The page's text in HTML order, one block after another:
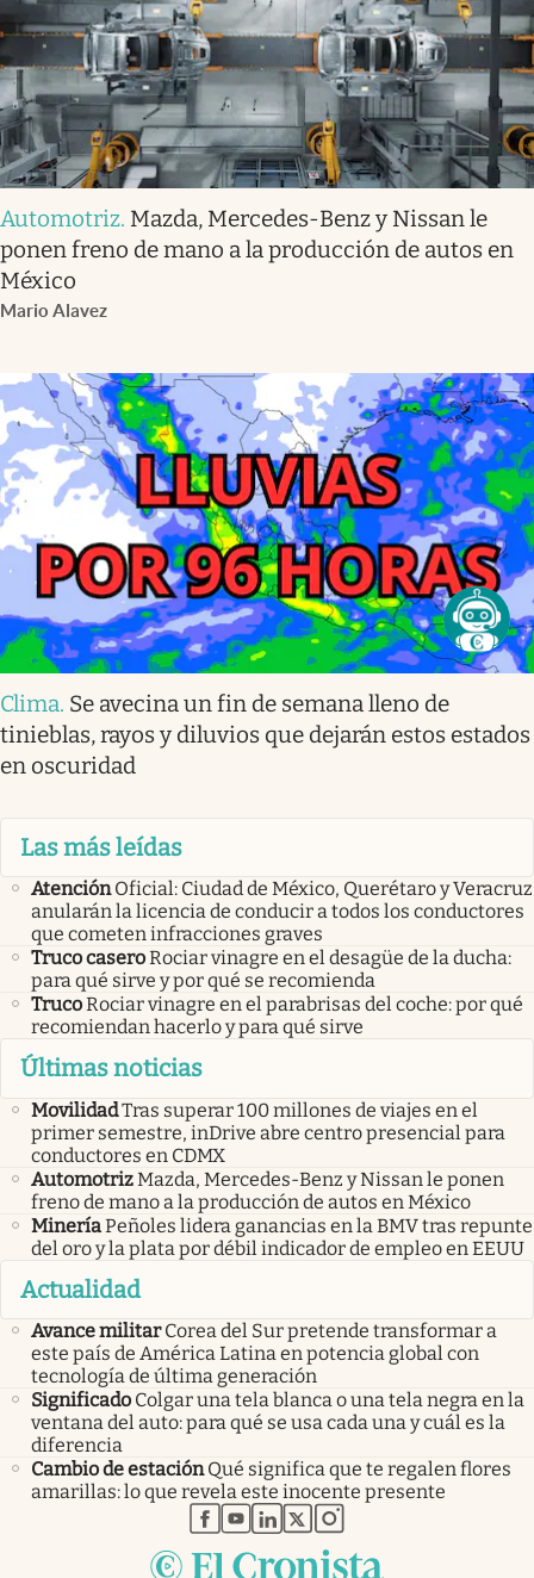
Automotriz. Mazda, Mercedes-Benz y Nissan le
ponen freno de mano a la producción de autos en
México
Mario Alavez
Clima. Se avecina un fin de semana lleno de
tinieblas, rayos y diluvios que dejarán estos estados
en oscuridad
Las más leídas
Atención Oficial: Ciudad de México, Querétaro y Veracruz
anularán la licencia de conducir a todos los conductores
que cometen infracciones graves
Truco caseroRociar vinagre en el desagüe de la ducha:
para qué sirve y por qué se recomienda
TrucoRociar vinagre en el parabrisas del coche: por qué
recomiendan hacerlo y para qué sirve
Últimas noticias
MovilidadTras superar 100 millones de viajes en el
primer semestre, inDrive abre centro presencial para
conductores en CDMX
AutomotrizMazda, Mercedes-Benz y Nissan le ponen
freno de mano a la producción de autos en México
MineríaPeñoles lidera ganancias en la BMV tras repunte
del oro y la plata por débil indicador de empleo en EEUU
Actualidad
Avance militar Corea del Sur pretende transformar a
este país de América Latina en potencia global con
tecnología de última generación
Significado Colgar una tela blanca o una tela negra en la
ventana del auto: para qué se usa cada una y cuál es la
diferencia
Cambio de estación Qué significa que te regalen flores
amarillas: lo que revela este inocente presente
abre en nueva pestaña
abre en nueva pestaña
abre en nueva pestaña
abre en nueva pestaña
abre en nueva pestaña